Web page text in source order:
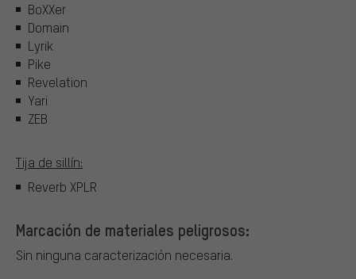
BoXXer
Domain
Lyrik
Pike
Revelation
Yari
ZEB
Tija de sillín:
Reverb XPLR
Marcación de materiales peligrosos:
Sin ninguna caracterización necesaria.